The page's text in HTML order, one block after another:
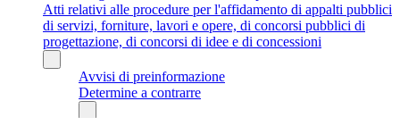
Atti relativi alle procedure per l'affidamento di appalti pubblici
di servizi, forniture, lavori e opere, di concorsi pubblici di
progettazione, di concorsi di idee e di concessioni
Avvisi di preinformazione
Determine a contrarre